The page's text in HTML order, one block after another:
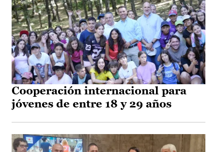
Cooperación internacional para
jóvenes de entre 18 y 29 años